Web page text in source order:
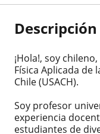
¡Hola!, soy
Física Aplicada de
Chile (USACH).
Soy profesor
experiencia
estudiantes de